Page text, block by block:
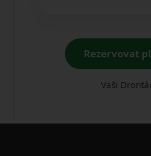
Rezervovat
Vaši